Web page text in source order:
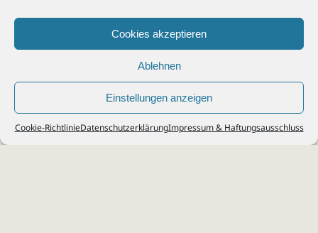
Cookies akzeptieren
Ablehnen
Einstellungen anzeigen
Cookie-RichtlinieDatenschutzerklärungImpressum & Haftungsausschluss
© 2026Steuerberater Kempf, Köln - Steuerberatung Poll, Porz, Deutz, Mülheim,